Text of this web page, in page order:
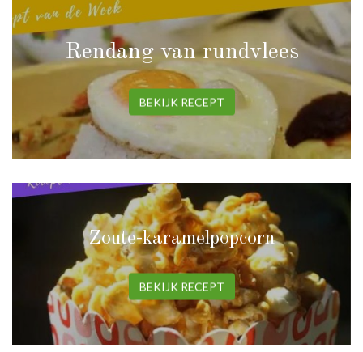
Rendang van rundvlees
BEKIJK RECEPT
Zoute-karamelpopcorn
BEKIJK RECEPT